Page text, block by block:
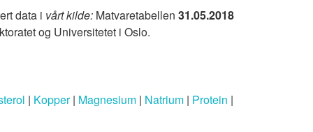
data i vårt kilde: Matvaretabellen 31.05.2018
og Universitetet i Oslo.
| Kopper| Magnesium | Natrium | Protein |